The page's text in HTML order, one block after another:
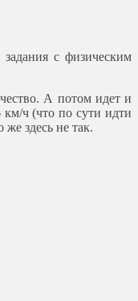
с физическим
А потом идет и
ч (что по сути идти
здесь не так.